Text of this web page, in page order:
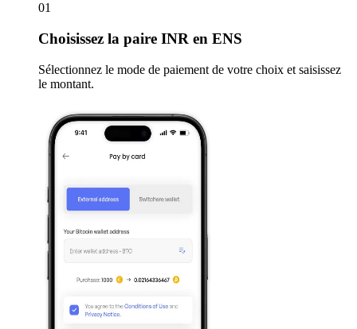
01
Choisissez la paire INR en ENS
Sélectionnez le mode de paiement de votre choix et saisissez
le montant.